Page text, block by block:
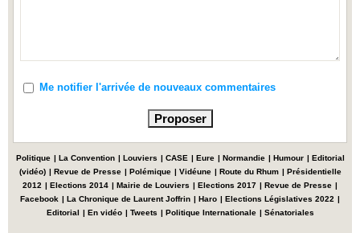
Me notifier l'arrivée de nouveaux commentaires
Politique | La Convention | Louviers | CASE | Eure | Normandie | Humour | Editorial
(vidéo) | Revue de Presse | Polémique | Vidéune | Route du Rhum | Présidentielle
2012 | Elections 2014 | Mairie de Louviers | Elections 2017 | Revue de Presse |
Facebook | La Chronique de Laurent Joffrin | Haro | Elections Législatives 2022 |
Editorial | En vidéo | Tweets | Politique Internationale | Sénatoriales